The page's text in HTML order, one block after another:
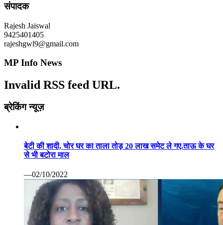
संपादक
Rajesh Jaiswal
9425401405
rajeshgwl9@gmail.com
MP Info News
Invalid RSS feed URL.
ब्रेकिंग न्यूज़
बेटी की शादी, चोर घर का ताला तोड़ 20 लाख समेट ले गए.ताऊ के घर
से भी बटोरा माल
—02/10/2022